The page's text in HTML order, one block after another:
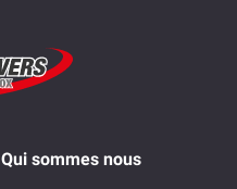
Qui sommes nous